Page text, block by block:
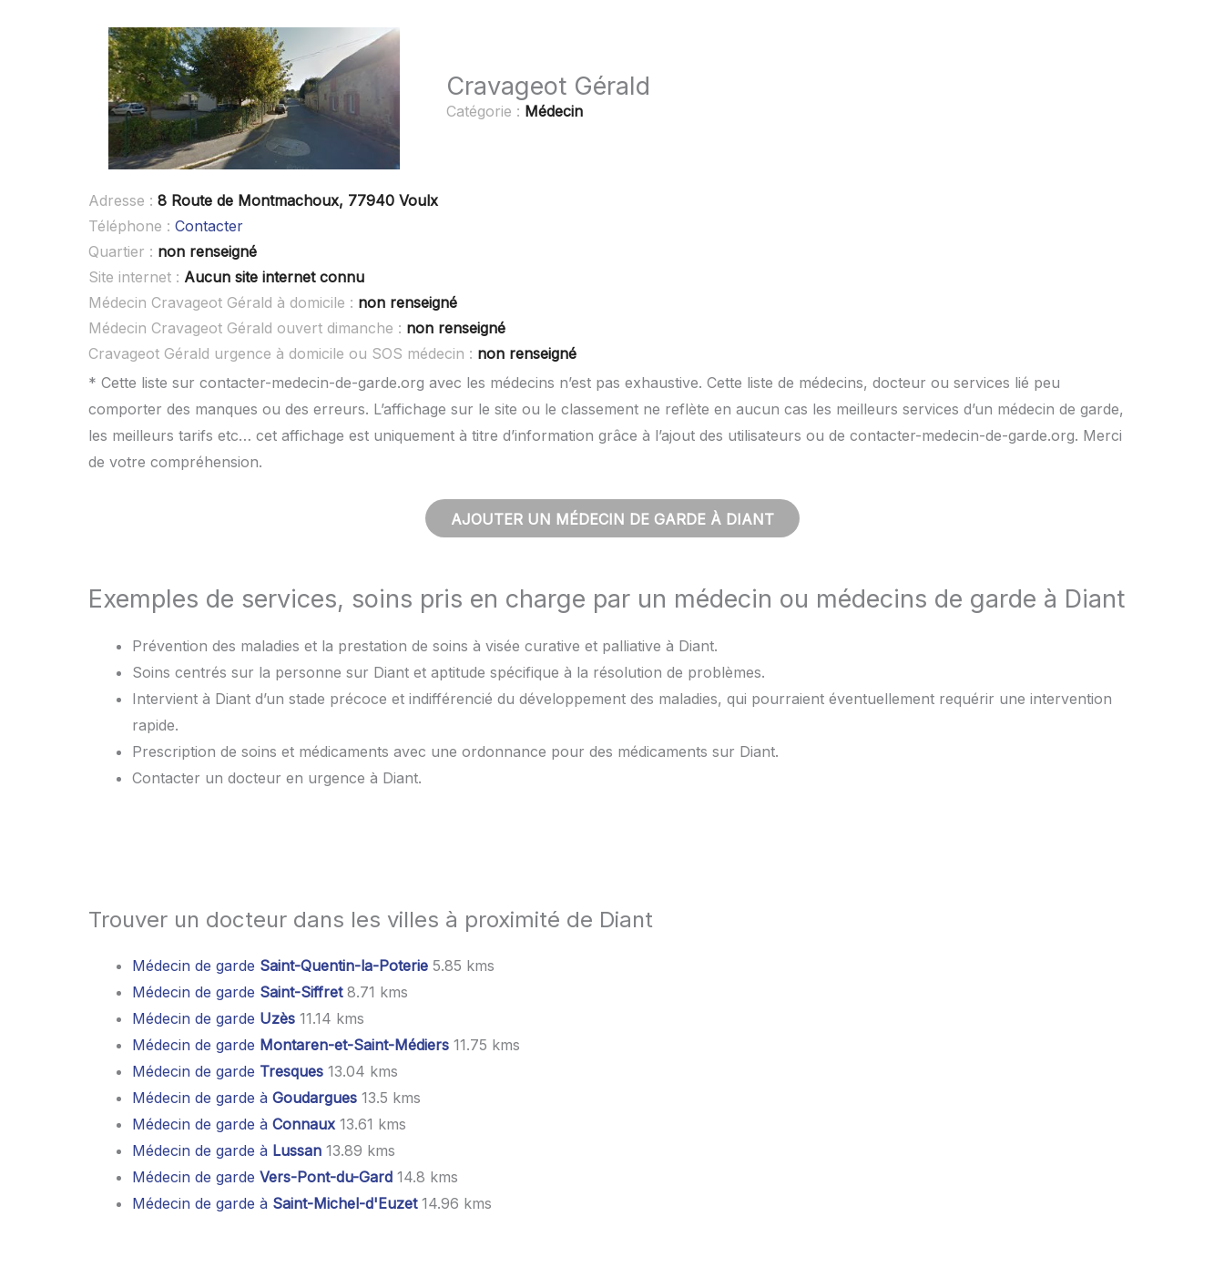
Cravageot Gérald
Catégorie : Médecin
Adresse : 8 Route de Montmachoux, 77940 Voulx
Téléphone : Contacter
Quartier : non renseigné
Site internet : Aucun site internet connu
Médecin Cravageot Gérald à domicile : non renseigné
Médecin Cravageot Gérald ouvert dimanche : non renseigné
Cravageot Gérald urgence à domicile ou SOS médecin : non renseigné
* Cette liste sur contacter-medecin-de-garde.org avec les médecins n’est pas exhaustive. Cette liste de médecins, docteur ou services lié peu
comporter des manques ou des erreurs. L’affichage sur le site ou le classement ne reflète en aucun cas les meilleurs services d’un médecin de garde,
les meilleurs tarifs etc… cet affichage est uniquement à titre d’information grâce à l’ajout des utilisateurs ou de contacter-medecin-de-garde.org. Merci
de votre compréhension.
AJOUTER UN MÉDECIN DE GARDE À DIANT
Exemples de services, soins pris en charge par un médecin ou médecins de garde à Diant
Prévention des maladies et la prestation de soins à visée curative et palliative à Diant.
Soins centrés sur la personne sur Diant et aptitude spécifique à la résolution de problèmes.
Intervient à Diant d’un stade précoce et indifférencié du développement des maladies, qui pourraient éventuellement requérir une intervention
rapide.
Prescription de soins et médicaments avec une ordonnance pour des médicaments sur Diant.
Contacter un docteur en urgence à Diant.
Trouver un docteur dans les villes à proximité de Diant
Médecin de garde Saint-Quentin-la-Poterie 5.85 kms
Médecin de garde Saint-Siffret8.71 kms
Médecin de garde Uzès 11.14 kms
Médecin de garde Montaren-et-Saint-Médiers 11.75 kms
Médecin de garde Tresques 13.04 kms
Médecin de garde à Goudargues 13.5 kms
Médecin de garde à Connaux 13.61 kms
Médecin de garde à Lussan 13.89 kms
Médecin de garde Vers-Pont-du-Gard 14.8 kms
Médecin de garde à Saint-Michel-d'Euzet14.96 kms